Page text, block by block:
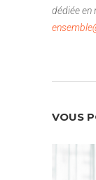
dédiée en
VOUS